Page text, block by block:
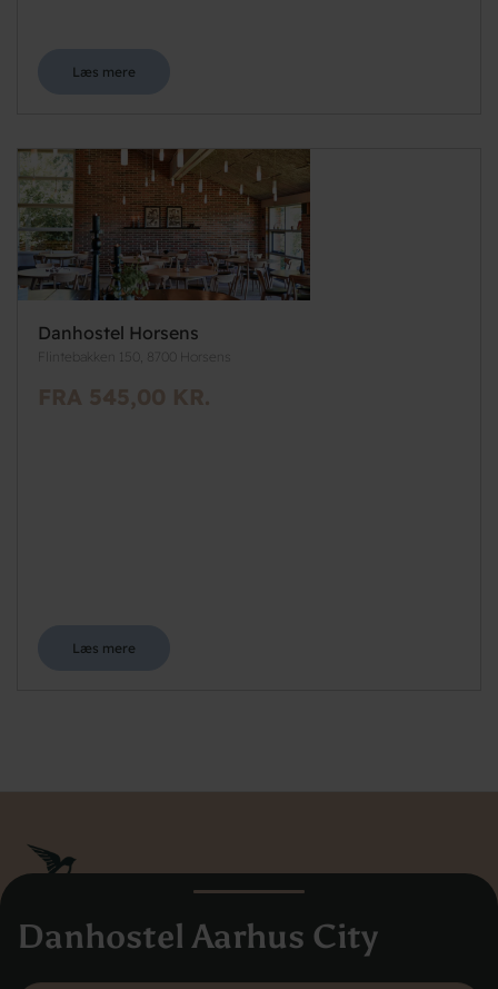
Danhostel Aarhus City
Læs mere
Danhostel Horsens
Flintebakken 150, 8700 Horsens
FRA 545,00 KR.
Læs mere
Danhostel Danmarks Vandrerhjem